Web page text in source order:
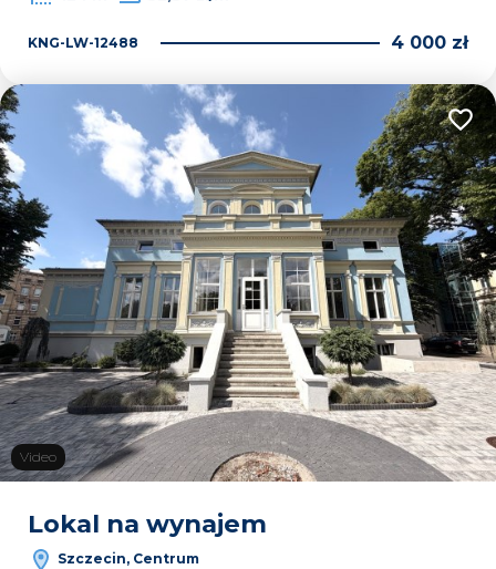
KNG-LW-12488 4 000 zł
Video
Lokal na wynajem
Szczecin, Centrum